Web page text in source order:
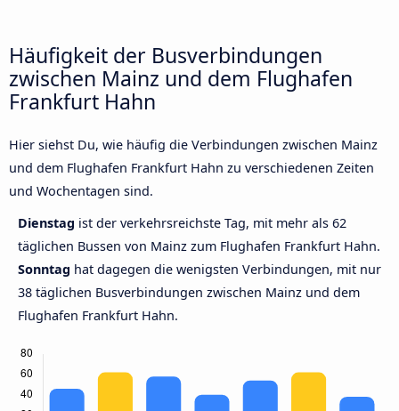
Häufigkeit der Busverbindungen
zwischen Mainz und dem Flughafen
Frankfurt Hahn
Hier siehst Du, wie häufig die Verbindungen zwischen Mainz
und dem Flughafen Frankfurt Hahn zu verschiedenen Zeiten
und Wochentagen sind.
Dienstag ist der verkehrsreichste Tag, mit mehr als 62
täglichen Bussen von Mainz zum Flughafen Frankfurt Hahn.
Sonntag hat dagegen die wenigsten Verbindungen, mit nur
38 täglichen Busverbindungen zwischen Mainz und dem
Flughafen Frankfurt Hahn.